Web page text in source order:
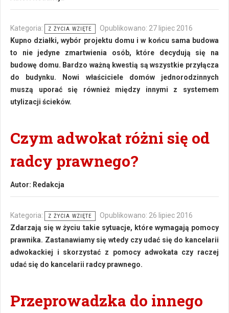
Kategoria: Z ŻYCIA WZIĘTE
Opublikowano: 27 lipiec 2016
Kupno działki, wybór projektu domu i w końcu sama budowa
to nie jedyne zmartwienia osób, które decydują się na
budowę domu. Bardzo ważną kwestią są wszystkie przyłącza
do budynku. Nowi właściciele domów jednorodzinnych
muszą uporać się również między innymi z systemem
utylizacji ścieków.
Czym adwokat różni się od
radcy prawnego?
Autor: Redakcja
Kategoria: Z ŻYCIA WZIĘTE
Opublikowano: 26 lipiec 2016
Zdarzają się w życiu takie sytuacje, które wymagają pomocy
prawnika. Zastanawiamy się wtedy czy udać się do kancelarii
adwokackiej i skorzystać z pomocy adwokata czy raczej
udać się do kancelarii radcy prawnego.
Przeprowadzka do innego